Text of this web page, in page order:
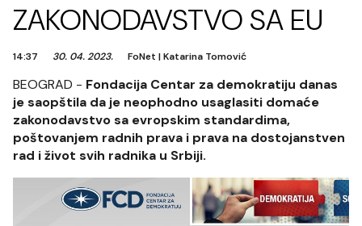
ZAKONODAVSTVO SA EU
14:37 30. 04. 2023. FoNet |Katarina Tomović
BEOGRAD - Fondacija Centar za demokratiju danas
je saopštila da je neophodno usaglasiti domaće
zakonodavstvo sa evropskim standardima,
poštovanjem radnih prava i prava na dostojanstven
rad i život svih radnika u Srbiji.